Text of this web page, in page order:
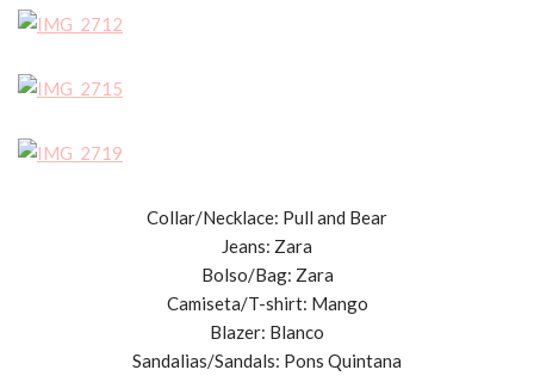
Collar/Necklace: Pull and Bear
Jeans: Zara
Bolso/Bag: Zara
Camiseta/T-shirt: Mango
Blazer: Blanco
Sandalias/Sandals: Pons Quintana